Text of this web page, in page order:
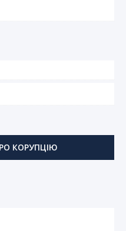
КОРУПЦІЮ